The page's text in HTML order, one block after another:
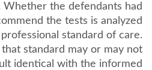
the defendants had
the tests is analyzed
standard of care.
standard may or may not
identical with the informed